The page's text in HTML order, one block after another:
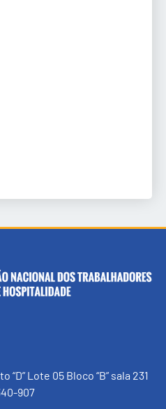
“D” Lote 05 Bloco “B” sala 231
907